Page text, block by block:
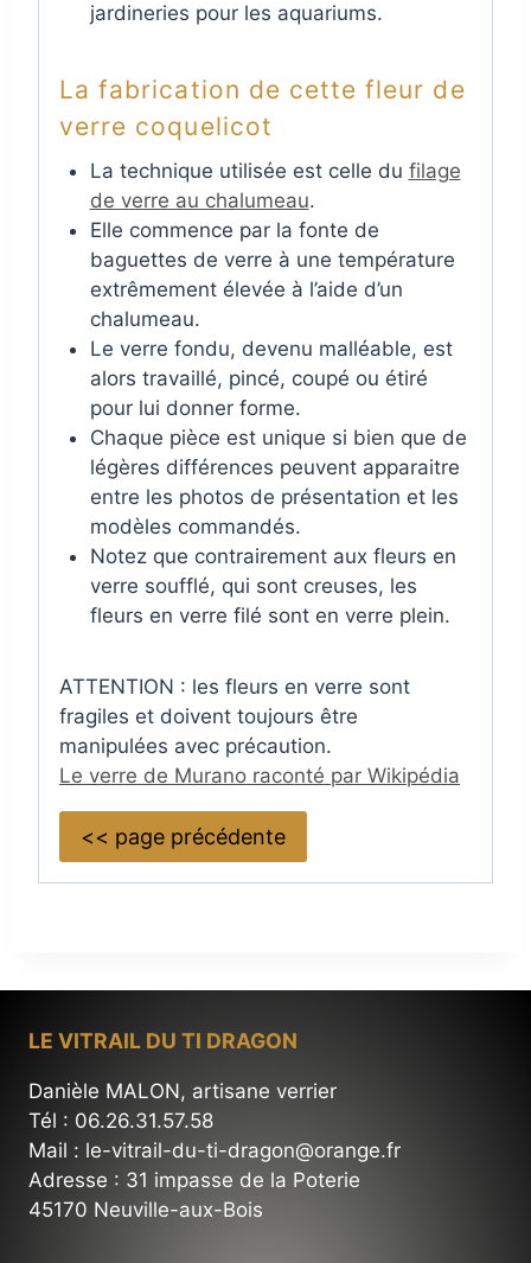
jardineries pour les aquariums.
La fabrication de cette fleur de
verre coquelicot
La technique utilisée est celle du filage
de verre au chalumeau.
Elle commence par la fonte de
baguettes de verre à une température
extrêmement élevée à l’aide d’un
chalumeau.
Le verre fondu, devenu malléable, est
alors travaillé, pincé, coupé ou étiré
pour lui donner forme.
Chaque pièce est unique si bien que de
légères différences peuvent apparaitre
entre les photos de présentation et les
modèles commandés.
Notez que contrairement aux fleurs en
verre soufflé, qui sont creuses, les
fleurs en verre filé sont en verre plein.
ATTENTION : les fleurs en verre sont
fragiles et doivent toujours être
manipulées avec précaution.
Le verre de Murano raconté par Wikipédia
<< page précédente
LE VITRAIL DU TI DRAGON
Danièle MALON, artisane verrier
Tél : 06.26.31.57.58
Mail : le-vitrail-du-ti-dragon@orange.fr
Adresse : 31 impasse de la Poterie
45170 Neuville-aux-Bois